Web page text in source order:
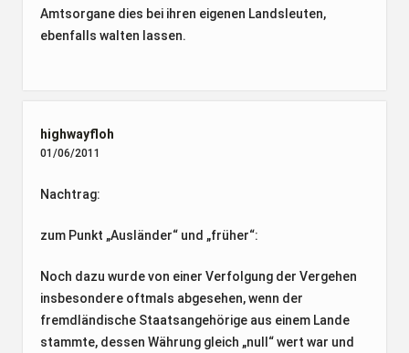
Amtsorgane dies bei ihren eigenen Landsleuten,
ebenfalls walten lassen.
highwayfloh
01/06/2011
Nachtrag:
zum Punkt „Ausländer“ und „früher“:
Noch dazu wurde von einer Verfolgung der Vergehen
insbesondere oftmals abgesehen, wenn der
fremdländische Staatsangehörige aus einem Lande
stammte, dessen Währung gleich „null“ wert war und